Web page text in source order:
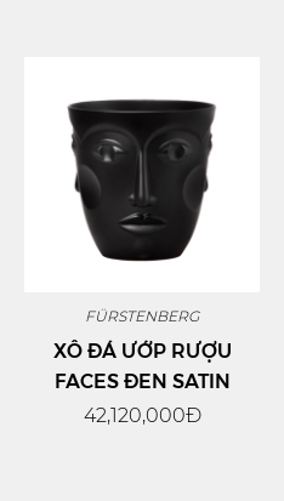
FÜRSTENBERG
XÔ ĐÁ ƯỚP RƯỢU
FACES ĐEN SATIN
42,120,000Đ